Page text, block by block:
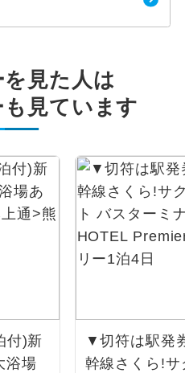
見た人は
見ています
付)新
浴場
▼切符は駅発
幹線さくら!